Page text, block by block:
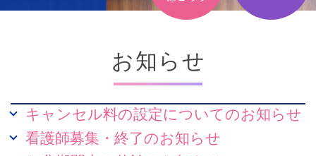
お知らせ
キャンセル料の設定についてのお知らせ
看護師募集・終了のお知らせ